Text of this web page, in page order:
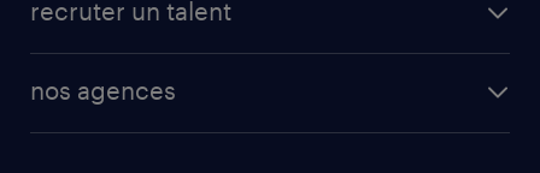
recruter un talent
solutions opérationnelles
nos agences